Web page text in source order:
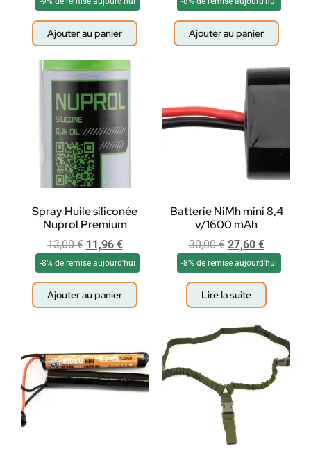
Ajouter au panier Ajouter au panier
Spray Huile siliconée
Nuprol Premium
13,00€ 11,96 €
-8% de remise aujourd'hui
Ajouter au panier
Batterie NiMh mini 8,4
v/1600 mAh
30,00€ 27,60 €
-8% de remise aujourd'hui
Lire la suite